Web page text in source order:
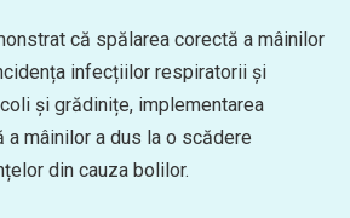
că spălarea corectă a mâinilor
infecțiilor respiratorii și
și grădinițe, implementarea
a mâinilor a dus la o scădere
din cauza bolilor.